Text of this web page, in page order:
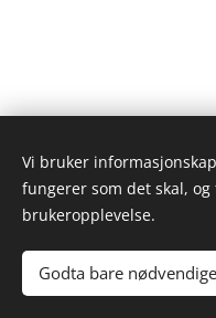
Drevet av
Vi bruker
fungerer som det skal,
brukeropplevelse.
Godta bare nødvendige